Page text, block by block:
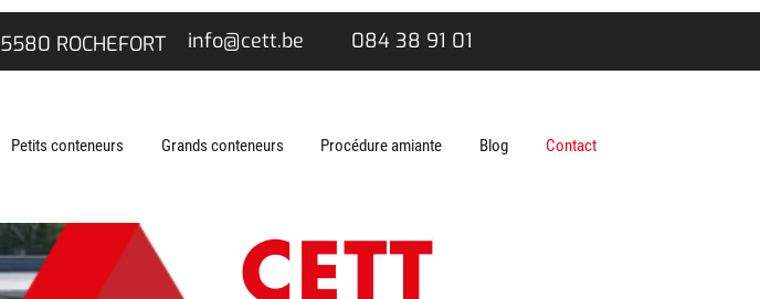
Petits conteneurs Grands conteneurs Procédure amiante Blog Contact
5580 ROCHEFORT info@cett.be 084 38 91 01